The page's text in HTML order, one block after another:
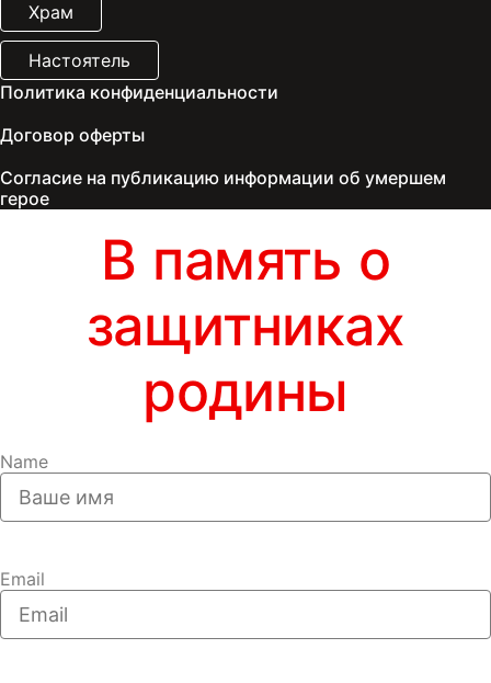
Храм
Настоятель
Политика конфиденциальности
Договор оферты
Согласие на публикацию информации об умершем
герое
В память о
защитниках
родины
Name
Email